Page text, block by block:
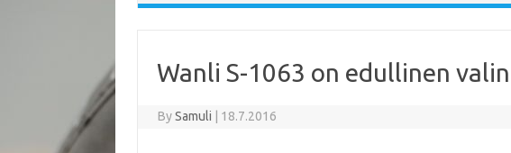
Wanli S-1063 on edullinen
BySamuli 18.7.2016